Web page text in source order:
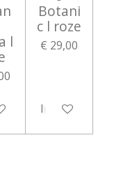
l
Botani
c l roze
€ 29,00
In